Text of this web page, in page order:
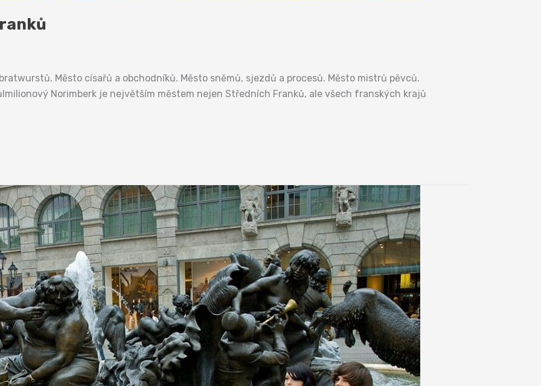
Město císařů a obchodníků. Město sněmů, sjezdů a procesů. Město mistrů pěvců.
Norimberk je největším městem nejen Středních Franků, ale všech franských krajů